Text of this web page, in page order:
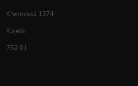
Křenovská 1374
Kojetín
752 01